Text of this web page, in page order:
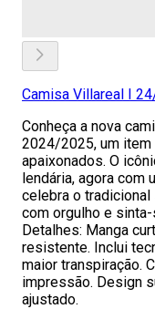
Camisa Villareal I
Conheça a nova
2024/2025, um
apaixonados. O
lendária, agora com
celebra o
com orgulho e
Detalhes: Manga
resistente. Inclui
maior transpiração.
impressão. Design
ajustado.